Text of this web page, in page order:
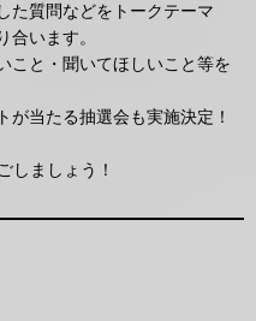
た質問などをトークテーマ
合います。
こと・聞いてほしいこと等を
が当たる抽選会も実施決定！
しましょう！